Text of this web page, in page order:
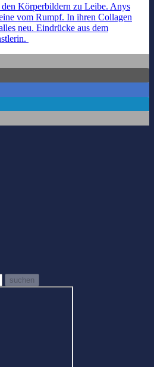
Körperbildern zu Leibe. Anys
vom Rumpf. In ihren Collagen
neu. Eindrücke aus dem